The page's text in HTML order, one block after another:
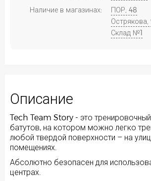
Наличие в магазинах:
ПОР, 48
Острякова,
Склад №1
Описание
Tech Team Story - это
батутов, на котором можно легко
любой твердой поверхности – на
помещениях.
Абсолютно безопасен для
центрах.